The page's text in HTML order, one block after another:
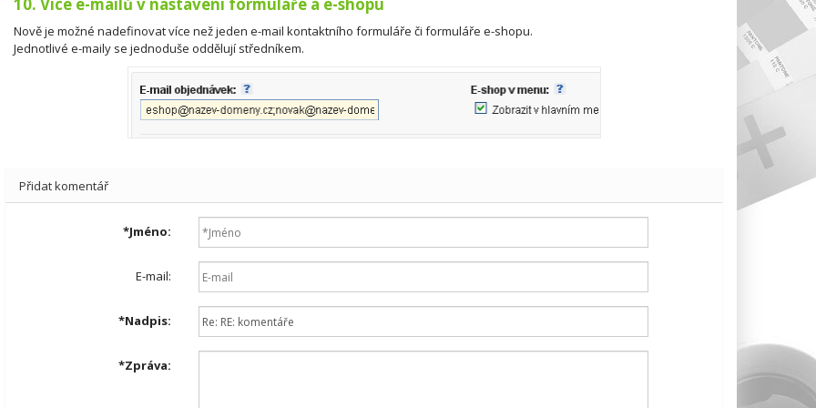
10. Více e-mailů v nastavení formuláře a e-shopu
Nově je možné nadefinovat více než jeden e-mail kontaktního formuláře či formuláře e-shopu.
Jednotlivé e-maily se jednoduše oddělují středníkem.
Přidat komentář
*Jméno:
E-mail:
*Nadpis:
*Zpráva: